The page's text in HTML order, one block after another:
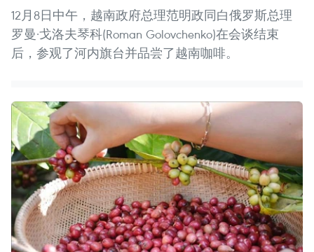
12月8日中午，越南政府总理范明政同白俄罗斯总理
罗曼·戈洛夫琴科(Roman Golovchenko)在会谈结束
后，参观了河内旗台并品尝了越南咖啡。